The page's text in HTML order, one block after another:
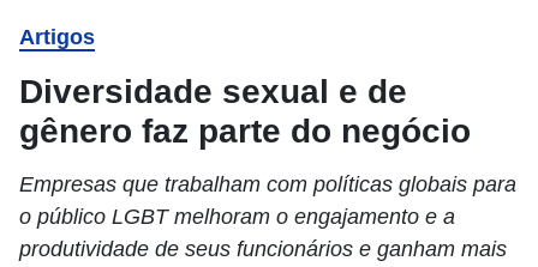
Artigos
Diversidade sexual e de
gênero faz parte do negócio
Empresas que trabalham com políticas globais para
o público LGBT melhoram o engajamento e a
produtividade de seus funcionários e ganham mais